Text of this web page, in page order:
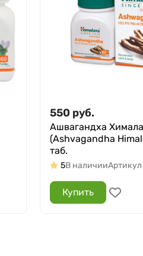
550 руб.
Ашвагандха
(Ashvagandha
таб.
5В наличииАртикул
Купить